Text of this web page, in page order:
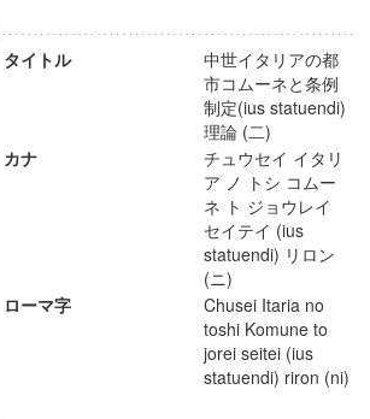
タイトル
中世イタリアの都
市コムーネと条例
制定(ius statuendi)
理論 (二)
カナ
チュウセイ イタリ
ア ノ トシ コムー
ネ ト ジョウレイ
セイテイ (ius
statuendi) リロン
(ニ)
ローマ字
Chusei Itaria no
toshi Komune to
jorei seitei (ius
statuendi) riron (ni)